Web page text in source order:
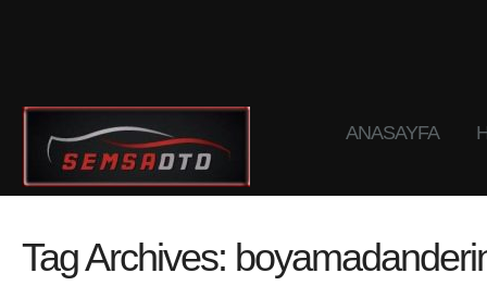
ANASAYFA
Tag Archives: